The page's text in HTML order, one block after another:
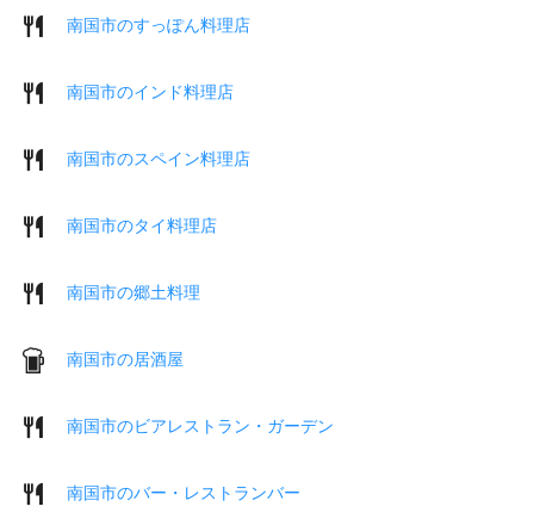
南国市のすっぽん料理店
南国市のインド料理店
南国市のスペイン料理店
南国市のタイ料理店
南国市の郷土料理
南国市の居酒屋
南国市のビアレストラン・ガーデン
南国市のバー・レストランバー